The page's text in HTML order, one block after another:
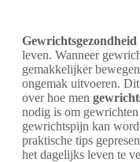
Gewrichtsgezondheid
leven. Wanneer
gemakkelijker
ongemak uitvoeren.
over hoe men
nodig is om
gewrichtspijn kan
praktische tips
het dagelijks leven te